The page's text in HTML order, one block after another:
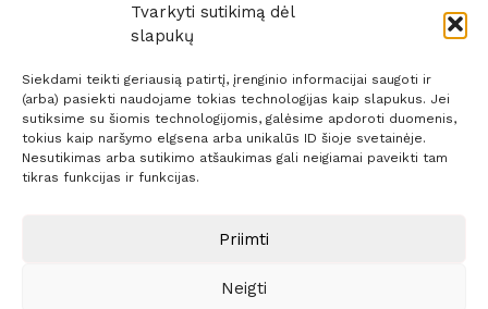
Tvarkyti sutikimą dėl
slapukų
Siekdami teikti geriausią patirtį, įrenginio informacijai saugoti ir
(arba) pasiekti naudojame tokias technologijas kaip slapukus. Jei
sutiksime su šiomis technologijomis, galėsime apdoroti duomenis,
tokius kaip naršymo elgsena arba unikalūs ID šioje svetainėje.
Nesutikimas arba sutikimo atšaukimas gali neigiamai paveikti tam
tikras funkcijas ir funkcijas.
Priimti
Neigti
0 SHARES
Prenumerata Reklama Taisyklės Kontaktai
© 2021 Visos teisės saugomos